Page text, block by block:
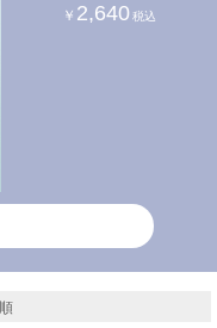
2,640